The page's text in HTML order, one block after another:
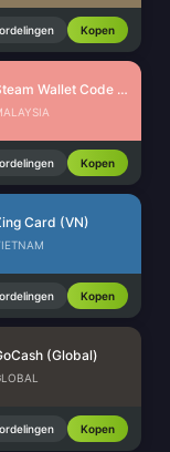
Kopen
Steam Wallet Code (MYR)
Kopen
Card (VN)
Kopen
(Global)
Kopen